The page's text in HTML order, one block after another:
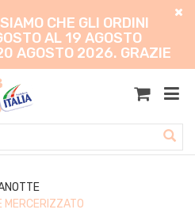
CHE GLI ORDINI
AL 19 AGOSTO
AGOSTO 2026. GRAZIE
MERCERIZZATO